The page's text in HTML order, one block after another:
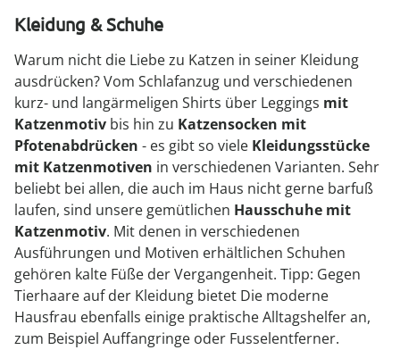
Kleidung & Schuhe
Warum nicht die Liebe zu Katzen in seiner Kleidung
ausdrücken? Vom Schlafanzug und verschiedenen
kurz- und langärmeligen Shirts über Leggings mit
Katzenmotiv bis hin zu Katzensocken mit
Pfotenabdrücken - es gibt so viele Kleidungsstücke
mit Katzenmotiven in verschiedenen Varianten. Sehr
beliebt bei allen, die auch im Haus nicht gerne barfuß
laufen, sind unsere gemütlichen Hausschuhe mit
Katzenmotiv. Mit denen in verschiedenen
Ausführungen und Motiven erhältlichen Schuhen
gehören kalte Füße der Vergangenheit. Tipp: Gegen
Tierhaare auf der Kleidung bietet Die moderne
Hausfrau ebenfalls einige praktische Alltagshelfer an,
zum Beispiel Auffangringe oder Fusselentferner.